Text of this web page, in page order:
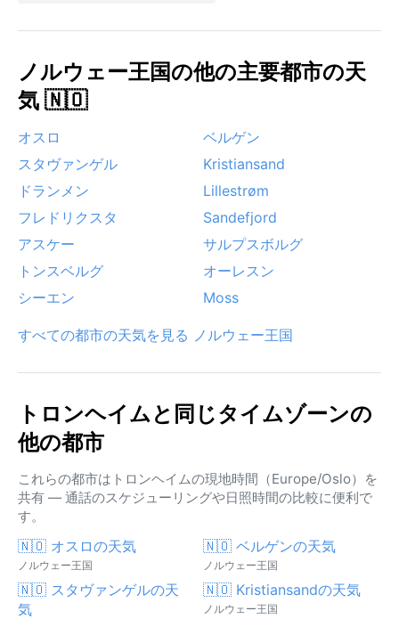
ノルウェー王国の他の主要都市の天
気 🇳🇴
オスロ
ベルゲン
スタヴァンゲル
Kristiansand
ドランメン
Lillestrøm
フレドリクスタ
Sandefjord
アスケー
サルプスボルグ
トンスベルグ
オーレスン
シーエン
Moss
すべての都市の天気を見る ノルウェー王国
トロンヘイムと同じタイムゾーンの
他の都市
これらの都市はトロンヘイムの現地時間（Europe/Oslo）を
共有 — 通話のスケジューリングや日照時間の比較に便利で
す。
🇳🇴 オスロの天気
ノルウェー王国
🇳🇴 ベルゲンの天気
ノルウェー王国
🇳🇴 スタヴァンゲルの天
気
🇳🇴 Kristiansandの天気
ノルウェー王国